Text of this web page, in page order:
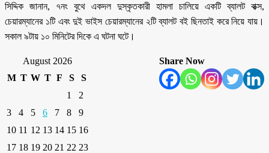
সিদ্দিক জানান, ৭নং বুথে একদল দুস্কৃতকারী হামলা চালিয়ে একটি ব্যালট বাক্স,
চেয়ারম্যানের ১টি এবং দুই ভাইস চেয়ারম্যানের ২টি ব্যালট বই ছিনতাই করে নিয়ে যায়।
সকাল ৯টায় ১০ মিনিটের দিকে এ ঘটনা ঘটে।
Share Now
August 2026
M T W T F S
S
1
2
3
4 5 6 7 8
9
10 11 12 13 14 15 16
17 18 19 20 21 22 23